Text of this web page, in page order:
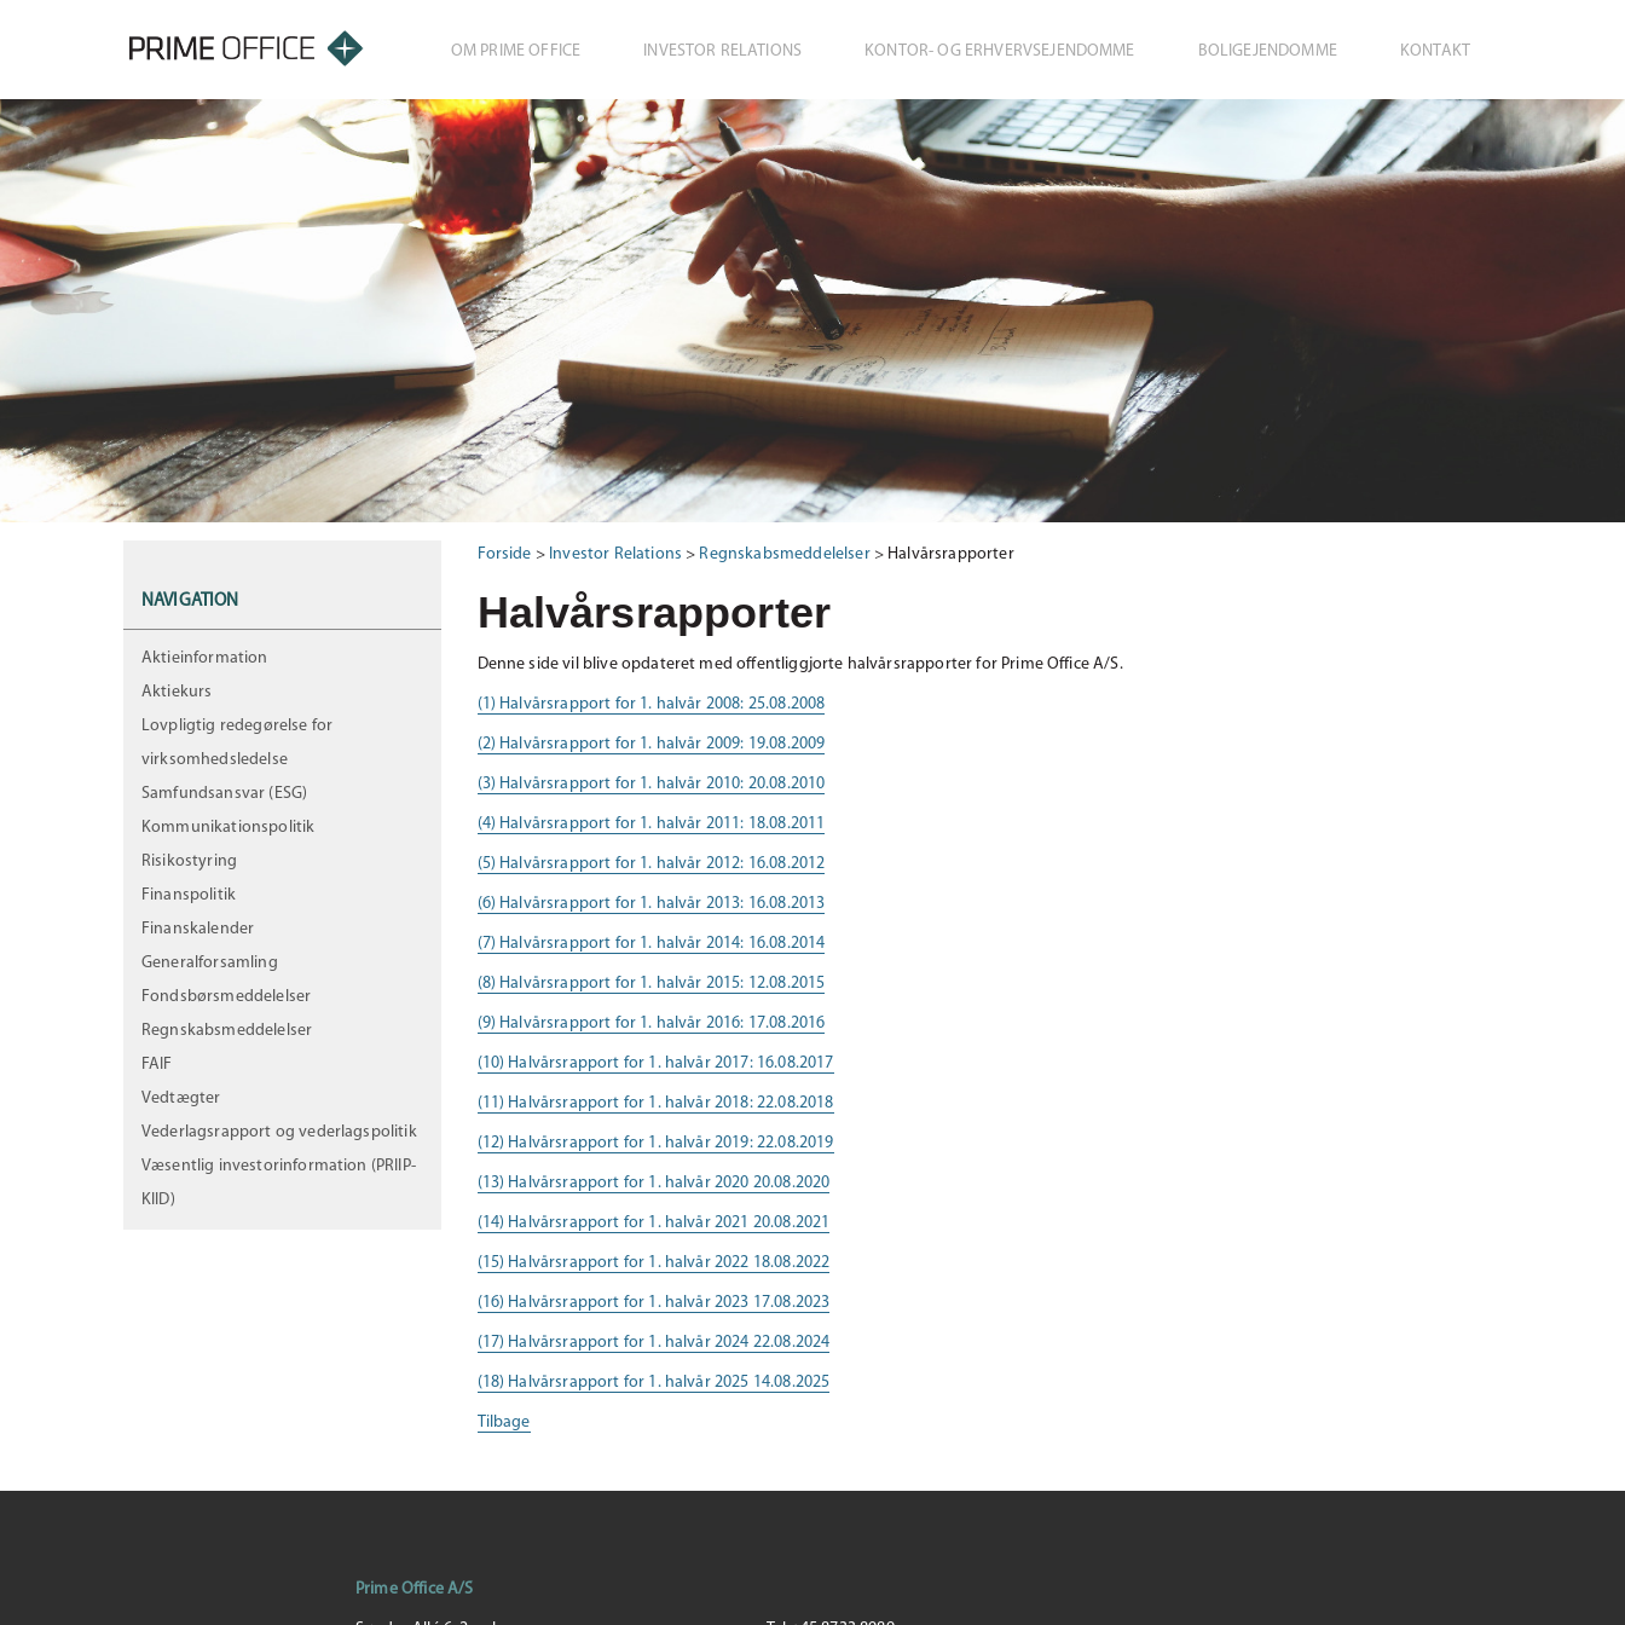
OM PRIME OFFICE INVESTOR RELATIONS KONTOR- OG ERHVERVSEJENDOMME BOLIGEJENDOMME KONTAKT
NAVIGATION
Aktieinformation
Aktiekurs
Lovpligtig redegørelse for
virksomhedsledelse
Samfundsansvar (ESG)
Kommunikationspolitik
Risikostyring
Finanspolitik
Finanskalender
Generalforsamling
Fondsbørsmeddelelser
Regnskabsmeddelelser
FAIF
Vedtægter
Vederlagsrapport og vederlagspolitik
Væsentlig investorinformation (PRIIP-
KIID)
Forside > Investor Relations > Regnskabsmeddelelser> Halvårsrapporter
Halvårsrapporter
Denne side vil blive opdateret med offentliggjorte halvårsrapporter for Prime Office A/S.
(1) Halvårsrapport for 1. halvår 2008: 25.08.2008
(2) Halvårsrapport for 1. halvår 2009: 19.08.2009
(3) Halvårsrapport for 1. halvår 2010: 20.08.2010
(4) Halvårsrapport for 1. halvår 2011: 18.08.2011
(5) Halvårsrapport for 1. halvår 2012: 16.08.2012
(6) Halvårsrapport for 1. halvår 2013: 16.08.2013
(7) Halvårsrapport for 1. halvår 2014: 16.08.2014
(8) Halvårsrapport for 1. halvår 2015: 12.08.2015
(9) Halvårsrapport for 1. halvår 2016: 17.08.2016
(10) Halvårsrapport for 1. halvår 2017: 16.08.2017
(11) Halvårsrapport for 1. halvår 2018: 22.08.2018
(12) Halvårsrapport for 1. halvår 2019: 22.08.2019
(13) Halvårsrapport for 1. halvår 2020 20.08.2020
(14) Halvårsrapport for 1. halvår 2021 20.08.2021
(15) Halvårsrapport for 1. halvår 2022 18.08.2022
(16) Halvårsrapport for 1. halvår 2023 17.08.2023
(17) Halvårsrapport for 1. halvår 2024 22.08.2024
(18) Halvårsrapport for 1. halvår 2025 14.08.2025
Tilbage
Prime Office A/S